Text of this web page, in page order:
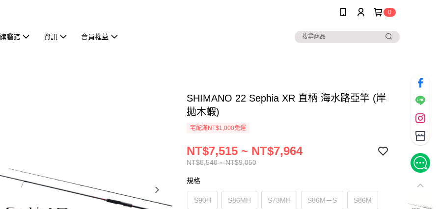
0
艦館 資訊 會員權益
SHIMANO 22 Sephia XR 直柄 海水路亞竿 (岸
拋木蝦)
宅配滿NT$1,000免運
NT$8,540 ~ NT$9,050
NT$7,515 ~ NT$7,964
規格
S90H S86MH S73MH S86M－S S86M